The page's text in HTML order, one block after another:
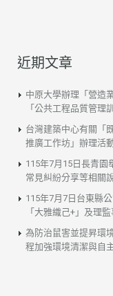
近期文章
中原大學辦理「營造
「公共工程品質管理
台灣建築中心有關「
推廣工作坊」辦理活
115年7月15日長青園
常見糾紛分享等相關
115年7月7日台東縣
「大雅織己+」及理
為防治鼠害並提昇環
程加強環境清潔與自